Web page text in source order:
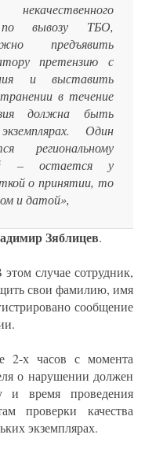
по вывозу ТБО,
предъявить
претензию с
и выставить
в течение
должна быть
Один
региональному
– остается у
о принятии, то
и датой»,
Зяблицев.
случае сотрудник,
свои фамилию, имя
сообщение
2-х часов с момента
о нарушении должен
и время проведения
проверки качества
экземплярах.